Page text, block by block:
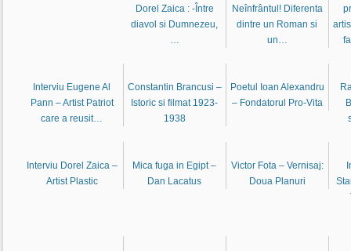
Dorel Zaica : -Între
diavol si Dumnezeu,
…
Neînfrântul! Diferenta
dintre un Roman si
un…
Interviu Eugene Al
Pann – Artist Patriot
care a reusit…
Constantin Brancusi –
Istoric si filmat 1923-
1938
Poetul Ioan Alexandru
– Fondatorul Pro-Vita
Interviu Dorel Zaica –
Artist Plastic
Mica fuga in Egipt –
Dan Lacatus
Victor Fota – Vernisaj:
Doua Planuri